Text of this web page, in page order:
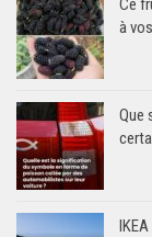
Ce
à
Que